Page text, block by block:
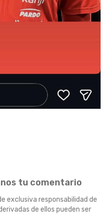
tu comentario
exclusiva responsabilidad de
de ellos pueden ser